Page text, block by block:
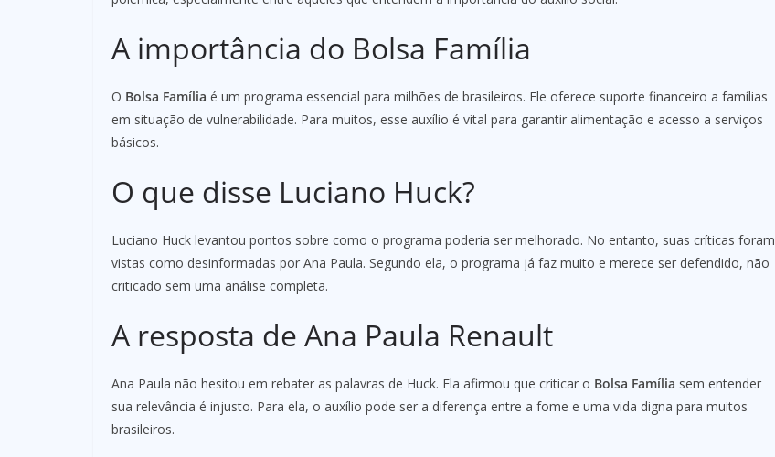
A importância do Bolsa Família
O Bolsa Família é um programa essencial para milhões de brasileiros. Ele oferece suporte financeiro a famílias
em situação de vulnerabilidade. Para muitos, esse auxílio é vital para garantir alimentação e acesso a serviços
básicos.
O que disse Luciano Huck?
Luciano Huck levantou pontos sobre como o programa poderia ser melhorado. No entanto, suas críticas foram
vistas como desinformadas por Ana Paula. Segundo ela, o programa já faz muito e merece ser defendido, não
criticado sem uma análise completa.
A resposta de Ana Paula Renault
Ana Paula não hesitou em rebater as palavras de Huck. Ela afirmou que criticar o Bolsa Família sem entender
sua relevância é injusto. Para ela, o auxílio pode ser a diferença entre a fome e uma vida digna para muitos
brasileiros.